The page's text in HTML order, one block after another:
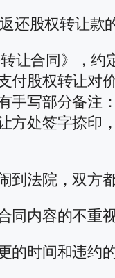
还股权转让款
让合同》，
股权转让对
写部分备注
处签字捺印
法院，双方
内容的不重视
时间和违约的